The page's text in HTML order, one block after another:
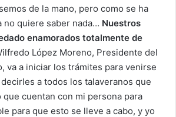
de la mano, pero como se ha
no quiere saber nada… Nuestros
enamorados totalmente de
López Moreno, Presidente del
va a iniciar los trámites para venirse
a todos los talaveranos que
cuentan con mi persona para
para que esto se lleve a cabo, y yo